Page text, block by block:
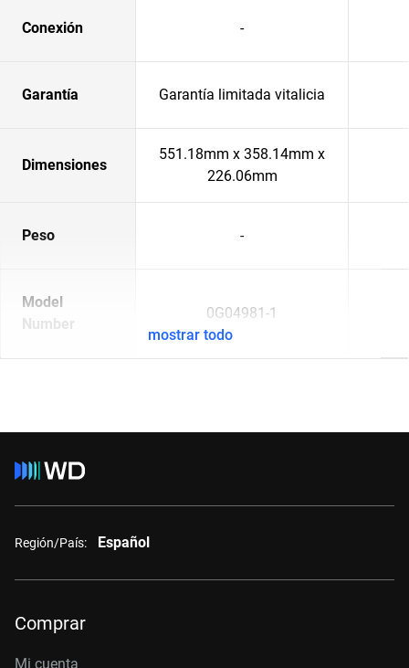
Conexión -
Garantía Garantía limitada vitalicia
Dimensiones
551.18mm x 358.14mm x
226.06mm
Peso -
Model
Number
0G04981-1
mostrar todo
Región/País: Español
Comprar
Mi cuenta